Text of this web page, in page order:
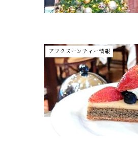
アフタヌーンティー情報